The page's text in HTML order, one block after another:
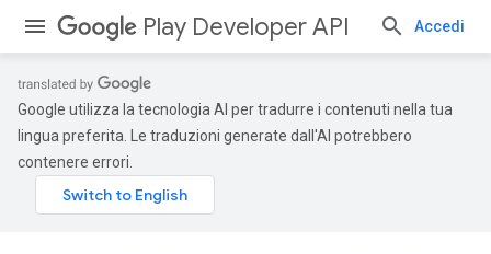
Play Developer API Accedi
Google utilizza la tecnologia AI per tradurre i contenuti nella tua
lingua preferita. Le traduzioni generate dall'AI potrebbero
contenere errori.